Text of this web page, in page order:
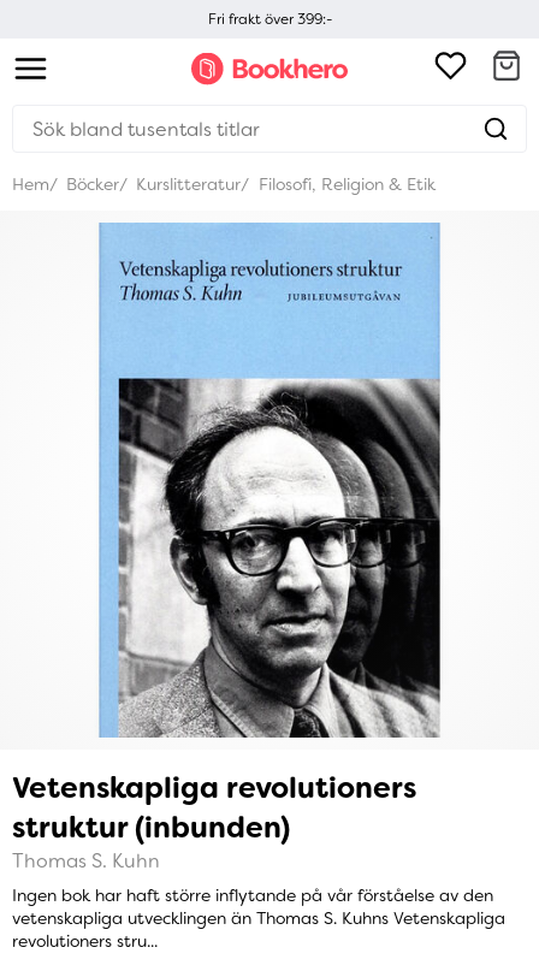
Fri frakt över 399:-
Hem Böcker Kurslitteratur Filosofi, Religion & Etik
Vetenskapliga revolutioners
struktur (inbunden)
Thomas S. Kuhn
Ingen bok har haft större inflytande på vår förståelse av den
vetenskapliga utvecklingen än Thomas S. Kuhns Vetenskapliga
revolutioners stru...